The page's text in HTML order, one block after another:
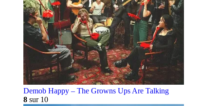
Demob Happy – The Growns Ups Are Talking
8 sur 10